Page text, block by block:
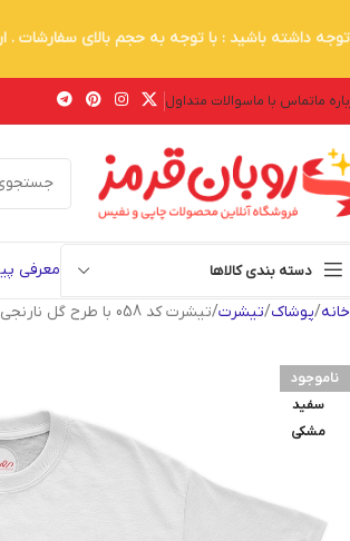
ماتماس با ماسوالات متداول
دسته بندی کالاها معرفی
خانه پوشاک تیشرت تیشرت کد 058 با طرح گل نارنجی با سر اسکلت
ناموجود
سفید
مشکی
توجه داشته باشید : با توجه به حجم بالای سفارشات